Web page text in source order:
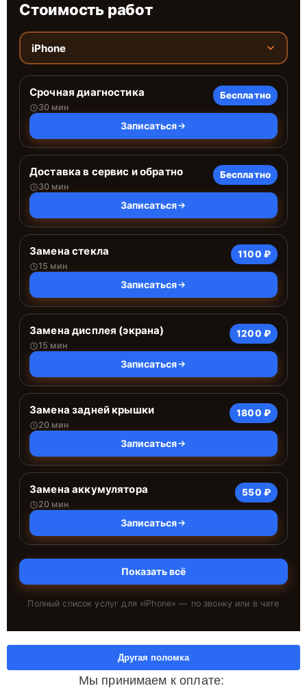
Стоимость работ
iPhone
Срочная диагностика
30 мин
Бесплатно
Записаться
Доставка в сервис и обратно
30 мин
Бесплатно
Записаться
Замена стекла
15 мин
1100 ₽
Записаться
Замена дисплея (экрана)
15 мин
1200 ₽
Записаться
Замена задней крышки
20 мин
1800 ₽
Записаться
Замена аккумулятора
20 мин
550 ₽
Записаться
Показать всё
Полный список услуг для «iPhone» — по звонку или в чате
Мы принимаем к оплате:
Другая поломка